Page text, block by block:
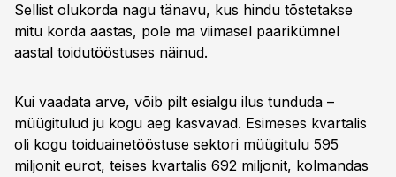
Sellist olukorda nagu tänavu, kus hindu tõstetakse
mitu korda aastas, pole ma viimasel paarikümnel
aastal toidutööstuses näinud.
Kui vaadata arve, võib pilt esialgu ilus tunduda –
müügitulud ju kogu aeg kasvavad. Esimeses kvartalis
oli kogu toiduainetööstuse sektori müügitulu 595
miljonit eurot, teises kvartalis 692 miljonit, kolmandas